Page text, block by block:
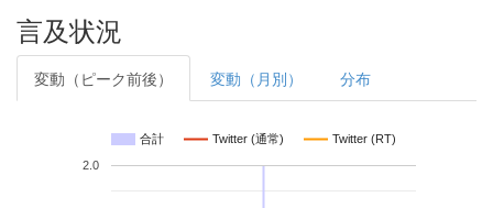
言及状況
変動（ピーク前後） 変動（月別） 分布
合計 Twitter (通常) Twitter (RT)
2.0